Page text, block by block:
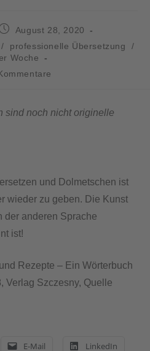
August 28, 2020
/ professionelle Übersetzung
/
Woche
sind noch nicht originelle
und Dolmetschen ist
wieder zu geben. Die Kunst
der anderen Sprache
ist!
Rezepte – Ein Wörterbuch
Verlag Szczesny, Quelle
E-Mail LinkedIn